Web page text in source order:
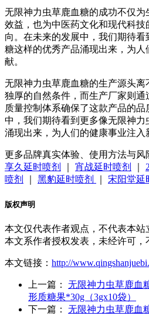
无限神力虫草鹿血糖的成功不仅
效益，也为中医药文化和现代科
向。在未来的发展中，我们期待看
糖这样的优秀产品涌现出来，为
献。
无限神力虫草鹿血糖的生产源头
独厚的自然条件，而生产厂家则
质量控制体系确保了这款产品的
中，我们期待看到更多像无限神
涌现出来，为人们的健康事业注入
更多品牌真实体验、使用方法与风
享久延时喷剂
宵战延时喷剂
喷剂
黑豹延时喷剂 宋阳堂延
版权声明
本文仅代表作者观点，不代表本站
本文系作者授权发表，未经许可，
本文链接： http://
上一篇： 无限神力虫草鹿血
形质糖果*30g（3gx10袋）
下一篇： 无限神力虫草鹿血